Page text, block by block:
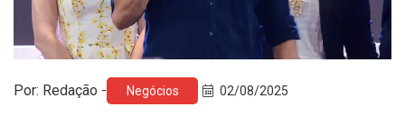
Por: Redação - Negócios 02/08/2025